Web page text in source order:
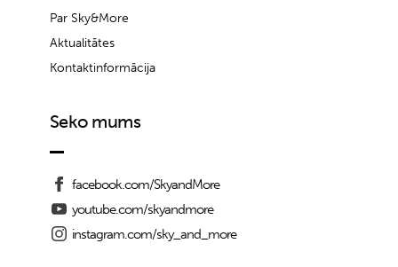
Par Sky&More
Aktualitātes
Kontaktinformācija
Seko mums
facebook.com/SkyandMore
youtube.com/skyandmore
instagram.com/sky_and_more